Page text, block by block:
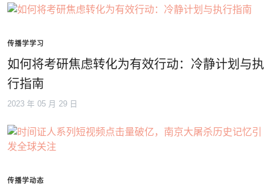
传播学学习
如何将考研焦虑转化为有效行动：冷静计划与执
行指南
2023 年 05 月 29 日
传播学动态